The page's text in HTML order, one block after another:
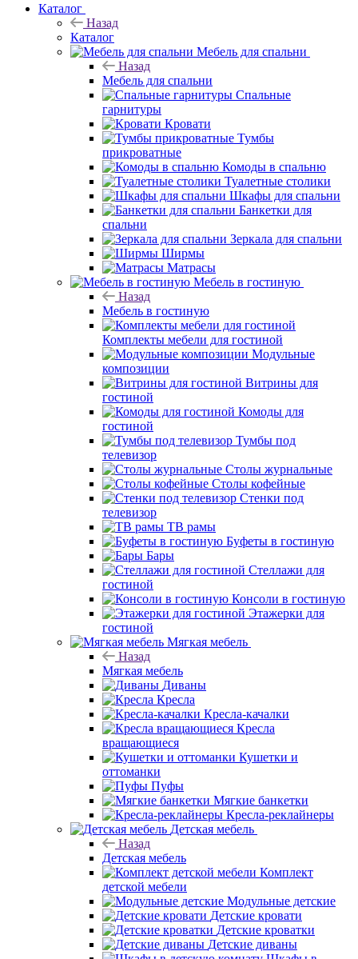
Каталог
Назад
Каталог
Мебель для спальни
Назад
Мебель для спальни
Спальные
гарнитуры
Кровати
Тумбы
прикроватные
Комоды в спальню
Туалетные столики
Шкафы для спальни
Банкетки для
спальни
Зеркала для спальни
Ширмы
Матрасы
Мебель в гостиную
Назад
Мебель в гостиную
Комплекты мебели для гостиной
Модульные
композиции
Витрины для
гостиной
Комоды для
гостиной
Тумбы под
телевизор
Столы журнальные
Столы кофейные
Стенки под
телевизор
ТВ рамы
Буфеты в гостиную
Бары
Стеллажи для
гостиной
Консоли в гостиную
Этажерки для
гостиной
Мягкая мебель
Назад
Мягкая мебель
Диваны
Кресла
Кресла-качалки
Кресла
вращающиеся
Кушетки и
оттоманки
Пуфы
Мягкие банкетки
Кресла-реклайнеры
Детская мебель
Назад
Детская мебель
Комплект
детской мебели
Модульные детские
Детские кровати
Детские кроватки
Детские диваны